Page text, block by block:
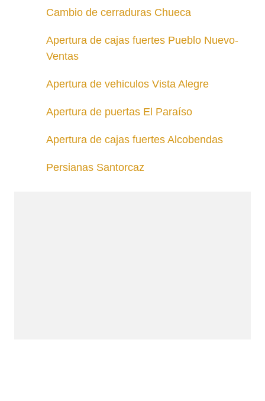
Cambio de cerraduras Chueca
Apertura de cajas fuertes Pueblo Nuevo-
Ventas
Apertura de vehiculos Vista Alegre
Apertura de puertas El Paraíso
Apertura de cajas fuertes Alcobendas
Persianas Santorcaz